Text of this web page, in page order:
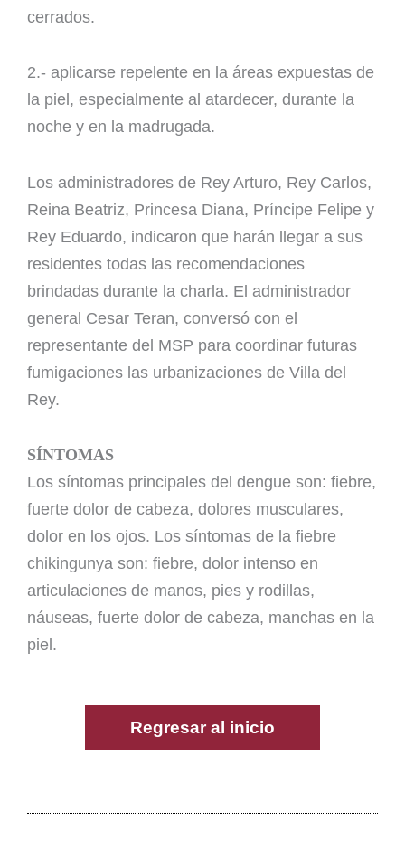
cerrados.
2.- aplicarse repelente en la áreas expuestas de
la piel, especialmente al atardecer, durante la
noche y en la madrugada.
Los administradores de Rey Arturo, Rey Carlos,
Reina Beatriz, Princesa Diana, Príncipe Felipe y
Rey Eduardo, indicaron que harán llegar a sus
residentes todas las recomendaciones
brindadas durante la charla. El administrador
general Cesar Teran, conversó con el
representante del MSP para coordinar futuras
fumigaciones las urbanizaciones de Villa del
Rey.
SÍNTOMAS
Los síntomas principales del dengue son: fiebre,
fuerte dolor de cabeza, dolores musculares,
dolor en los ojos. Los síntomas de la fiebre
chikingunya son: fiebre, dolor intenso en
articulaciones de manos, pies y rodillas,
náuseas, fuerte dolor de cabeza, manchas en la
piel.
Regresar al inicio